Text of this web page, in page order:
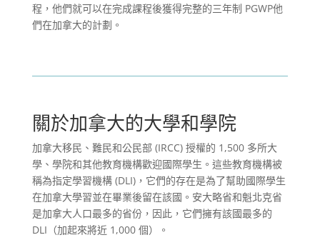
程，他們就可以在完成課程後獲得完整的三年制 PGWP他
們在加拿大的計劃。
關於加拿大的大學和學院
加拿大移民、難民和公民部 (IRCC) 授權的 1,500 多所大
學、學院和其他教育機構歡迎國際學生。這些教育機構被
稱為指定學習機構 (DLI)，它們的存在是為了幫助國際學生
在加拿大學習並在畢業後留在該國。安大略省和魁北克省
是加拿大人口最多的省份，因此，它們擁有該國最多的
DLI（加起來將近 1,000 個）。